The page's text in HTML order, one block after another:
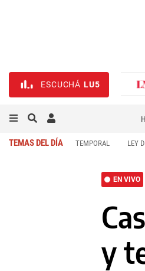
ESCUCHÁ LU5
TEMAS DEL DÍA TEMPORAL LEY
EN VIVO
y